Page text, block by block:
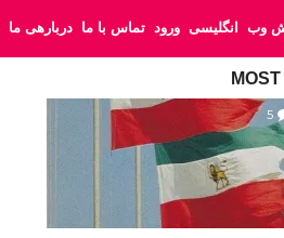
دربارهی ما تماس با ما ورود انگلیسی وب
5